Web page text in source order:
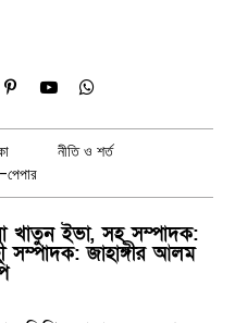
PinterestYouTubeWhatsApp
নীতি ও শর্ত
খাতুন ইভা, সহ সম্পাদক:
সম্পাদক: জাহাঙ্গীর আলম